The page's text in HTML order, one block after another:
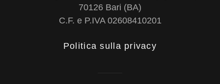
70126 Bari (BA)
C.F. e P.IVA 02608410201
Politica sulla privacy